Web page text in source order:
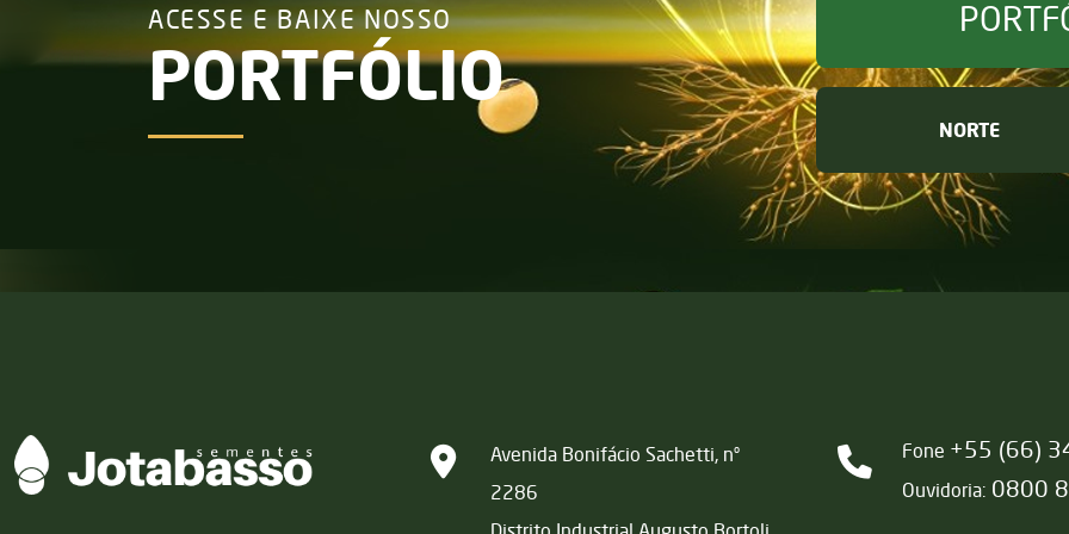
ACESSE E BAIXE NOSSO
PORTFÓLIO
NORTE
Matriz
Avenida Bonifácio Sachetti, nº
2286
Fone +55 (66)
Ouvidoria: 0800